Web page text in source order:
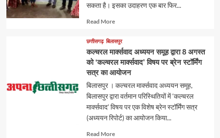
सकता है। इसका उदाहरण एक बार फिर...
Read MoreRead
about
छत्तीसगढ़ बिलासपुर
कल्चरल मार्क्सवाद अध्ययन समूह द्वारा 8 अगस्त
को ‘कल्चरल मार्क्सवाद’ विषय पर ब्रेन स्टॉर्मिंग
सत्र का आयोजन
बिलासपुर । कल्चरल मार्क्सवाद अध्ययन समूह,
बिलासपुर द्वारा वर्तमान परिस्थितियों में ‘कल्चरल
मार्क्सवाद’ विषय पर एक विशेष ब्रेन स्टॉर्मिंग सत्र
(अध्ययन रिपोर्ट) का आयोजन किया...
Read MoreRead